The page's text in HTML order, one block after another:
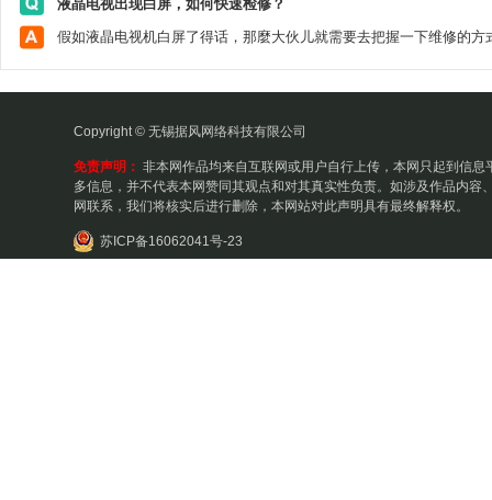
液晶电视出现白屏，如何快速检修？
Copyright © 无锡据风网络科技有限公司
免责声明： 非本网作品均来自互联网或用户自行上传，本网只起到信息
多信息，并不代表本网赞同其观点和对其真实性负责。如涉及作品内容
网联系，我们将核实后进行删除，本网站对此声明具有最终解释权。
苏ICP备16062041号-23